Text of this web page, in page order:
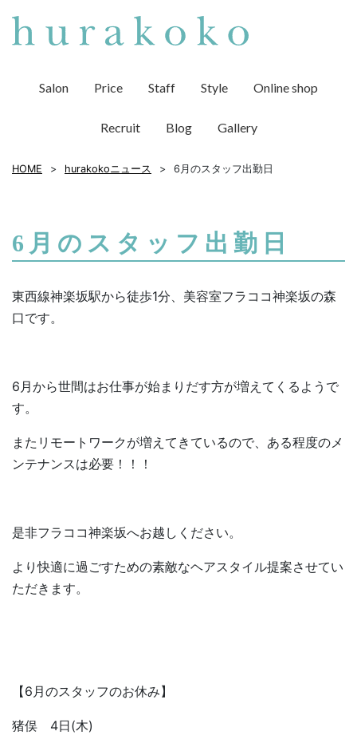
Salon Price Staff Style Online shop
Recruit Blog Gallery
HOME hurakokoニュース 6月のスタッフ出勤日
6月のスタッフ出勤日
東西線神楽坂駅から徒歩1分、美容室フラココ神楽坂の森
口です。
6月から世間はお仕事が始まりだす方が増えてくるようで
す。
またリモートワークが増えてきているので、ある程度のメ
ンテナンスは必要！！！
是非フラココ神楽坂へお越しください。
より快適に過ごすための素敵なヘアスタイル提案させてい
ただきます。
【6月のスタッフのお休み】
猪俣 4日(木)